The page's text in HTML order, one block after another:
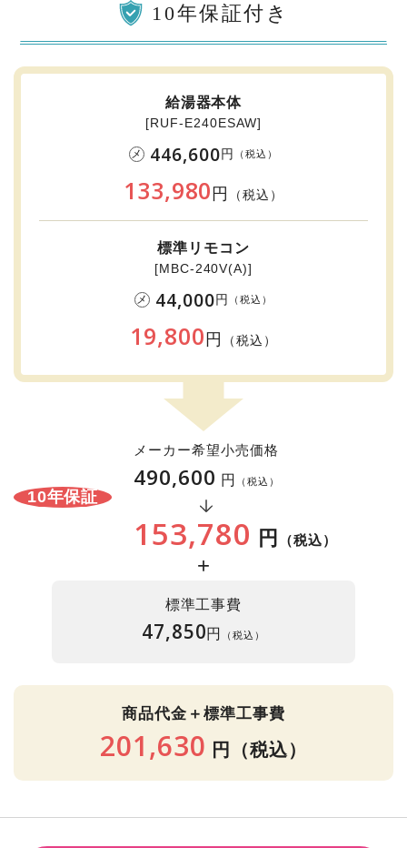
10年保証付き
給湯器本体
[RUF-E240ESAW]
メ 446,600円 （税込）
133,980 円 （税込）
標準リモコン
[MBC-240V(A)]
メ 44,000円 （税込）
19,800 円 （税込）
10年保証
メーカー希望小売価格
490,600 円 （税込）
153,780 円 （税込）
+
標準工事費
47,850円 （税込）
商品代金＋標準工事費
201,630 円 （税込）